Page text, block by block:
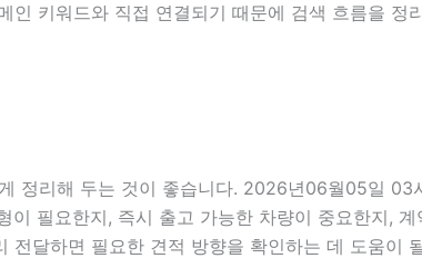
키워드와 직접 연결되기 때문에 검색 흐름을 정
정리해 두는 것이 좋습니다. 2026년06월05일
필요한지, 즉시 출고 가능한 차량이 중요한지,
달하면 필요한 견적 방향을 확인하는 데 도움이